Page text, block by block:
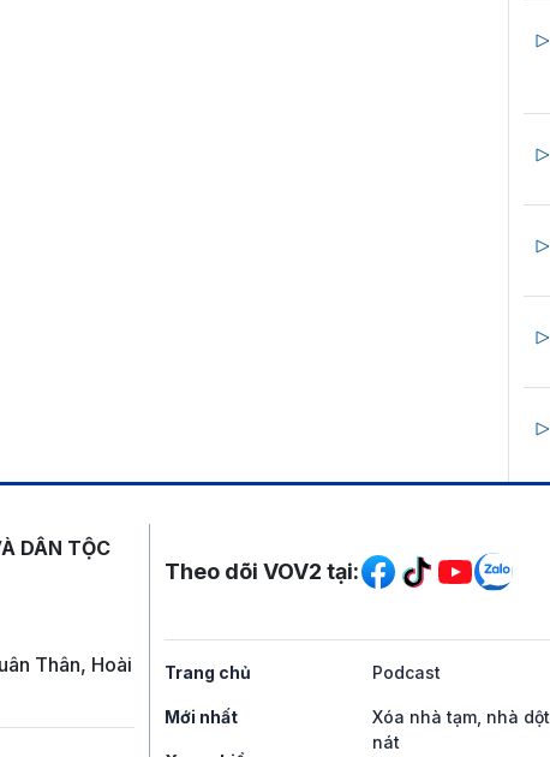
DÂN TỘC
Thân, Hoài
Mạng xã hội
Theo dõi VOV2 tại:
Trang chủ
Mới nhất
Podcast
Xóa nhà tạm, nhà dột
nát